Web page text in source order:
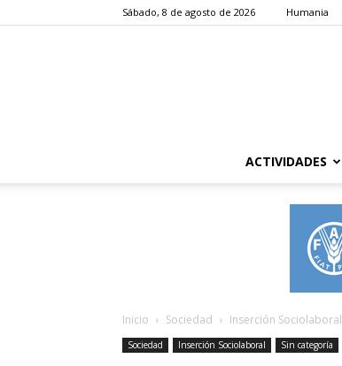
Sábado, 8 de agosto de 2026 Humania
ACTIVIDADES
Inicio Sociedad Inserción Sociolaboral
Sociedad Inserción Sociolaboral Sin categoría